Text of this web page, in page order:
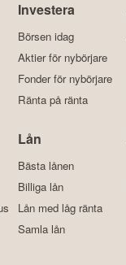
Investera
Börsen idag
Aktier för nybörjare
Fonder för nybörjare
Ränta på ränta
Lån
Bästa lånen
Billiga lån
Lån med låg ränta
Samla lån